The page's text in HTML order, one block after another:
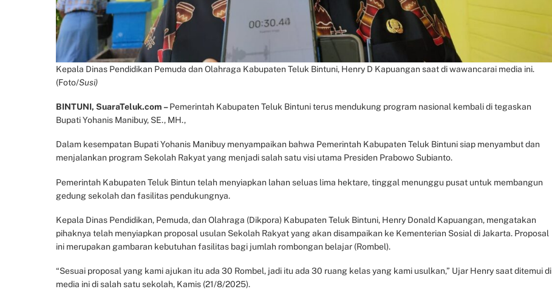
Kepala Dinas Pendidikan Pemuda dan Olahraga Kabupaten Teluk Bintuni, Henry D Kapuangan saat di wawancarai media ini.
(Foto/Susi)
BINTUNI, SuaraTeluk.com –Pemerintah Kabupaten Teluk Bintuni terus mendukung program nasional kembali di tegaskan
Bupati Yohanis Manibuy, SE., MH.,
Dalam kesempatan Bupati Yohanis Manibuy menyampaikan bahwa Pemerintah Kabupaten Teluk Bintuni siap menyambut dan
menjalankan program Sekolah Rakyat yang menjadi salah satu visi utama Presiden Prabowo Subianto.
Pemerintah Kabupaten Teluk Bintun telah menyiapkan lahan seluas lima hektare, tinggal menunggu pusat untuk membangun
gedung sekolah dan fasilitas pendukungnya.
Kepala Dinas Pendidikan, Pemuda, dan Olahraga (Dikpora) Kabupaten Teluk Bintuni, Henry Donald Kapuangan, mengatakan
pihaknya telah menyiapkan proposal usulan Sekolah Rakyat yang akan disampaikan ke Kementerian Sosial di Jakarta. Proposal
ini merupakan gambaran kebutuhan fasilitas bagi jumlah rombongan belajar (Rombel).
“Sesuai proposal yang kami ajukan itu ada 30 Rombel, jadi itu ada 30 ruang kelas yang kami usulkan,” Ujar Henry saat ditemui di
media ini di salah satu sekolah, Kamis (21/8/2025).